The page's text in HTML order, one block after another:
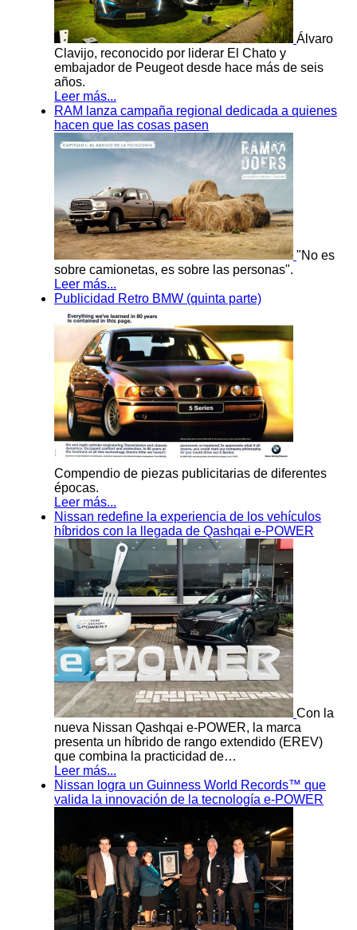
Álvaro
Clavijo, reconocido por liderar El Chato y
embajador de Peugeot desde hace más de seis
años.
Leer más...
RAM lanza campaña regional dedicada a quienes
hacen que las cosas pasen
"No es
sobre camionetas, es sobre las personas".
Leer más...
Publicidad Retro BMW (quinta parte)
Compendio de piezas publicitarias de diferentes
épocas.
Leer más...
Nissan redefine la experiencia de los vehículos
híbridos con la llegada de Qashqai e-POWER
Con la
nueva Nissan Qashqai e-POWER, la marca
presenta un híbrido de rango extendido (EREV)
que combina la practicidad de…
Leer más...
Nissan logra un Guinness World Records™ que
valida la innovación de la tecnología e-POWER